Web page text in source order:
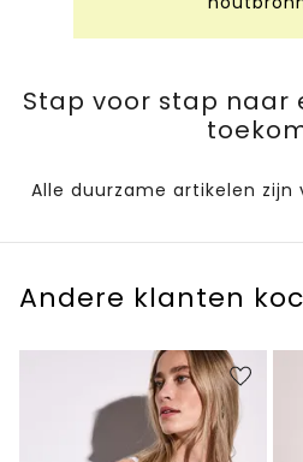
Stap voor stap naar
Alle duurzame artikelen zijn
Andere klanten